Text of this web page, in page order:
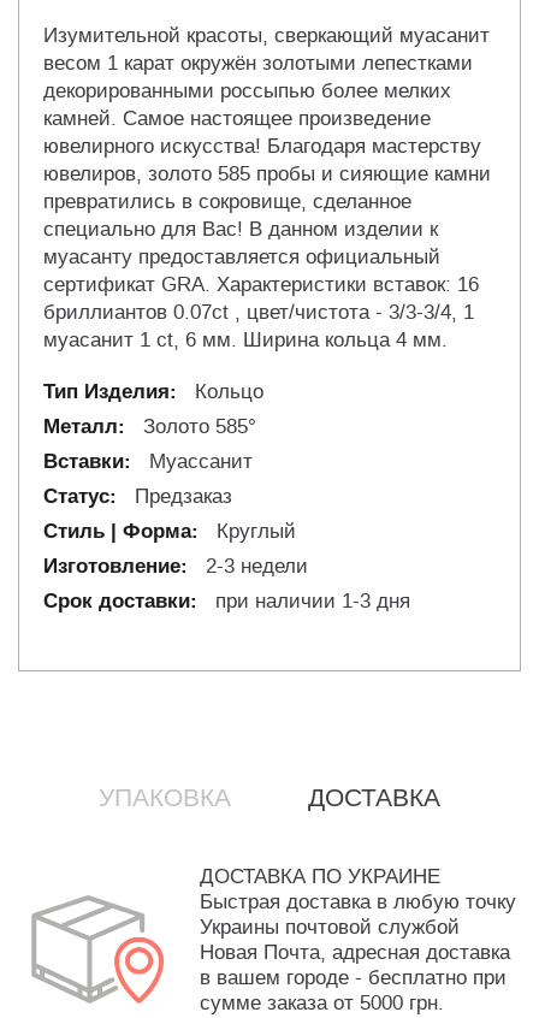
Изумительной красоты, сверкающий муасанит
весом 1 карат окружён золотыми лепестками
декорированными россыпью более мелких
камней. Самое настоящее произведение
ювелирного искусства! Благодаря мастерству
ювелиров, золото 585 пробы и сияющие камни
превратились в сокровище, сделанное
специально для Вас! В данном изделии к
муасанту предоставляется официальный
сертификат GRA. Характеристики вставок: 16
бриллиантов 0.07ct , цвет/чистота - 3/3-3/4, 1
муасанит 1 ct, 6 мм. Ширина кольца 4 мм.
Кольцо
Золото 585°
Муассанит
Предзаказ
Круглый
2-3 недели
при наличии 1-3 дня
УПАКОВКА ДОСТАВКА
ДОСТАВКА ПО УКРАИНЕ
Быстрая доставка в любую точку
Украины почтовой службой
Новая Почта, адресная доставка
в вашем городе - бесплатно при
сумме заказа от 5000 грн.